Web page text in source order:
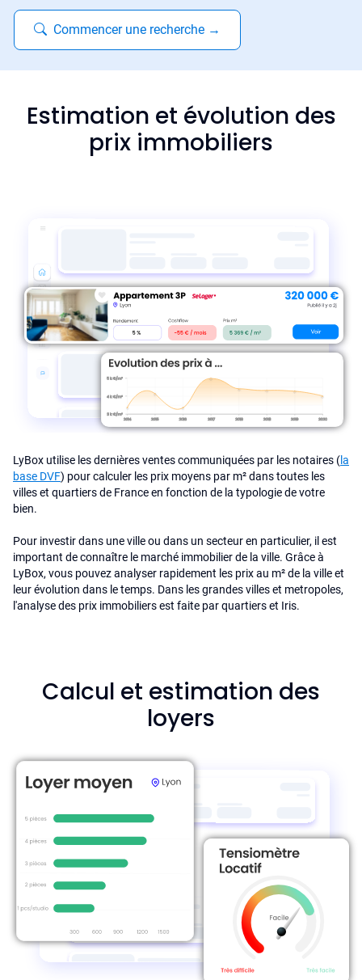
Commencer une recherche →
Estimation et évolution des
prix immobiliers
LyBox utilise les dernières ventes communiquées par les notaires (la
base DVF) pour calculer les prix moyens par m² dans toutes les
villes et quartiers de France en fonction de la typologie de votre
bien.
Pour investir dans une ville ou dans un secteur en particulier, il est
important de connaître le marché immobilier de la ville. Grâce à
LyBox, vous pouvez analyser rapidement les prix au m² de la ville et
leur évolution dans le temps. Dans les grandes villes et metropoles,
l'analyse des prix immobiliers est faite par quartiers et Iris.
Calcul et estimation des
loyers